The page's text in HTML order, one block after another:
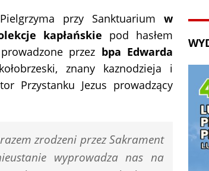
przy Sanktuariumw
kapłańskie pod hasłem
przez bpa Edwarda
znany kaznodzieja i
Przystanku Jezus prowadzący
zrodzeni przez Sakrament
wyprowadza nas na